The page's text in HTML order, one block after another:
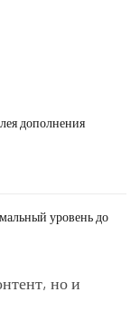
дополнения
уровень до
но и